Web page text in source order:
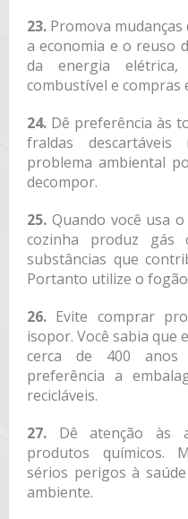
23.Promova mudanças
a economia e o reuso
da energia
combustível e compras
24.Dê preferência às
fraldas
problema ambiental
decompor.
25.Quando você usa
cozinha produz gás
substâncias que
Portanto utilize o
26.Evite comprar
isopor. Você sabia que
cerca de 400 anos
preferência a
recicláveis.
27.Dê atenção às
produtos químicos.
sérios perigos à
ambiente.